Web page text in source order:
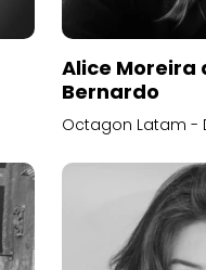
Alice
Bernardo
Octagon Latam -